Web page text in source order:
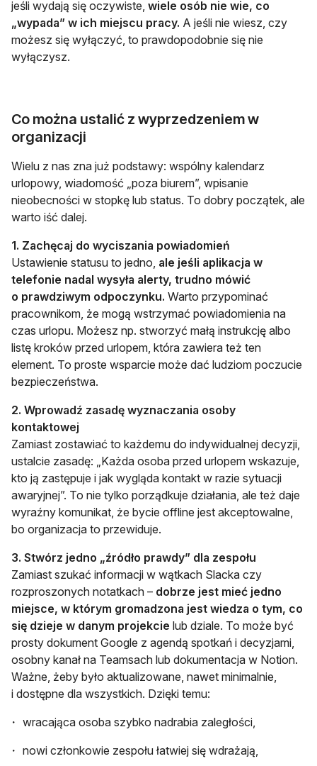
jeśli wydają się oczywiste, wiele osób nie wie, co
„wypada” w ich miejscu pracy. A jeśli nie wiesz, czy
możesz się wyłączyć, to prawdopodobnie się nie
wyłączysz.
Co można ustalić z wyprzedzeniem w
organizacji
Wielu z nas zna już podstawy: wspólny kalendarz
urlopowy, wiadomość „poza biurem”, wpisanie
nieobecności w stopkę lub status. To dobry początek, ale
warto iść dalej.
1. Zachęcaj do wyciszania powiadomień
Ustawienie statusu to jedno, ale jeśli aplikacja w
telefonie nadal wysyła alerty, trudno mówić
o prawdziwym odpoczynku. Warto przypominać
pracownikom, że mogą wstrzymać powiadomienia na
czas urlopu. Możesz np. stworzyć małą instrukcję albo
listę kroków przed urlopem, która zawiera też ten
element. To proste wsparcie może dać ludziom poczucie
bezpieczeństwa.
2. Wprowadź zasadę wyznaczania osoby
kontaktowej
Zamiast zostawiać to każdemu do indywidualnej decyzji,
ustalcie zasadę: „Każda osoba przed urlopem wskazuje,
kto ją zastępuje i jak wygląda kontakt w razie sytuacji
awaryjnej”. To nie tylko porządkuje działania, ale też daje
wyraźny komunikat, że bycie offline jest akceptowalne,
bo organizacja to przewiduje.
3. Stwórz jedno „źródło prawdy” dla zespołu
Zamiast szukać informacji w wątkach Slacka czy
rozproszonych notatkach – dobrze jest mieć jedno
miejsce, w którym gromadzona jest wiedza o tym, co
się dzieje w danym projekcie lub dziale. To może być
prosty dokument Google z agendą spotkań i decyzjami,
osobny kanał na Teamsach lub dokumentacja w Notion.
Ważne, żeby było aktualizowane, nawet minimalnie,
i dostępne dla wszystkich. Dzięki temu:
wracająca osoba szybko nadrabia zaległości,
nowi członkowie zespołu łatwiej się wdrażają,